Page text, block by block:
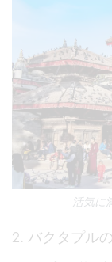
活気に
2. バクタプル